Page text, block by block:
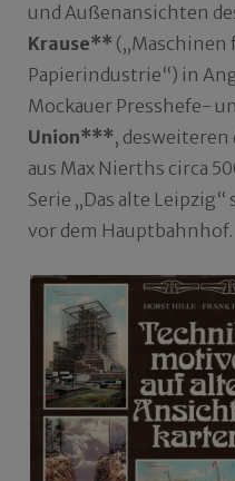
und Außenansichten
Krause** („Maschinen
Papierindustrie“) in
Mockauer Presshefe-
Union***, desweiteren
aus Max Nierths circa
Serie „Das alte
vor dem Hauptbahnhof.